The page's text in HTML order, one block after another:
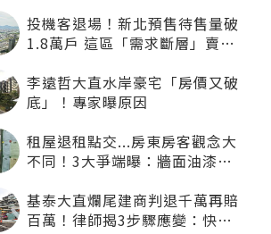
投機客退場！新北預售待售量破
1.8萬戶 這區「需求斷層」賣壓
李遠哲大直水岸豪宅「房價又破
底」！專家曝原因
租屋退租點交...房東房客觀念大
不同！3大爭端曝：牆面油漆、
基泰大直爛尾建商判退千萬再賠
百萬！律師揭3步驟應變：快通